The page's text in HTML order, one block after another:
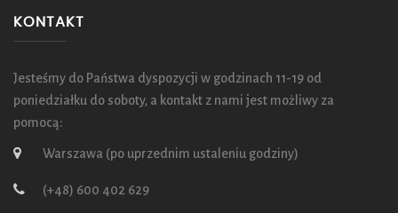
KONTAKT
Jesteśmy do Państwa dyspozycji w godzinach 11-19 od
poniedziałku do soboty, a kontakt z nami jest możliwy za
pomocą:
Warszawa (po uprzednim ustaleniu godziny)
(+48) 600 402 629